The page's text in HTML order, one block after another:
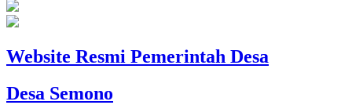
Website Resmi Pemerintah Desa
Desa Semono